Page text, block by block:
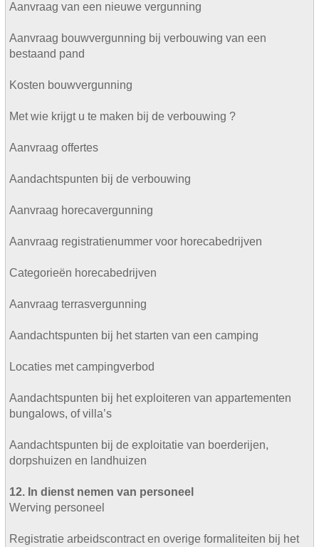
Aanvraag van een nieuwe vergunning
Aanvraag bouwvergunning bij verbouwing van een
bestaand pand
Kosten bouwvergunning
Met wie krijgt u te maken bij de verbouwing ?
Aanvraag offertes
Aandachtspunten bij de verbouwing
Aanvraag horecavergunning
Aanvraag registratienummer voor horecabedrijven
Categorieën horecabedrijven
Aanvraag terrasvergunning
Aandachtspunten bij het starten van een camping
Locaties met campingverbod
Aandachtspunten bij het exploiteren van appartementen
bungalows, of villa’s
Aandachtspunten bij de exploitatie van boerderijen,
dorpshuizen en landhuizen
12. In dienst nemen van personeel
Werving personeel
Registratie arbeidscontract en overige formaliteiten bij het